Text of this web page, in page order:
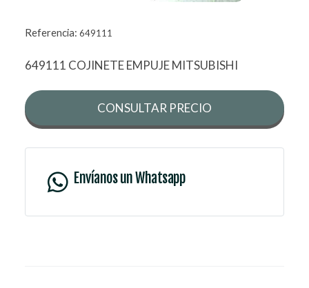
Referencia: 649111
649111 COJINETE EMPUJE MITSUBISHI
CONSULTAR PRECIO
Envíanos un Whatsapp